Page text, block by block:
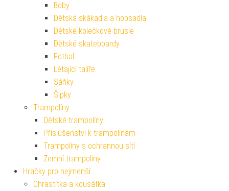
Boby
Dětská skákadla a hopsadla
Dětské kolečkové brusle
Dětské skateboardy
Fotbal
Létající talíře
Sáňky
Šipky
Trampolíny
Dětské trampolíny
Příslušenství k trampolínám
Trampolíny s ochrannou sítí
Zemní trampolíny
Hračky pro nejmenší
Chrastítka a kousátka